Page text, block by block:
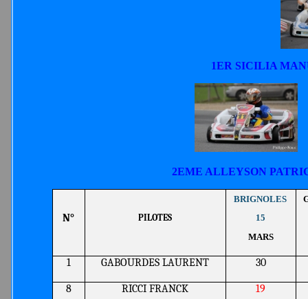
1ER SICILIA
2EME ALLEYSON
N° PILOTES
BRIGNOLES
15
MARS
1 GABOURDES LAURENT 30
8 RICCI FRANCK 19